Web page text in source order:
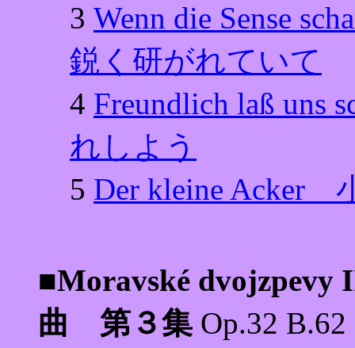
3 Wenn die Sense
鋭く研がれていて
4 Freundlich laß
れしよう
5 Der kleine Acker
■Moravské dvojzpevy
曲 第３集 Op.32